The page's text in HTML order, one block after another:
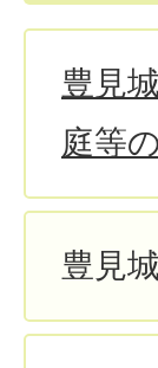
豊見
庭等
豊見